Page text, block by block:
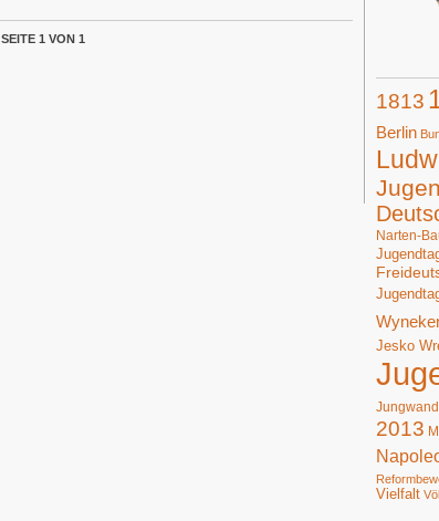
SEITE 1 VON 1
1813
Berlin
Narten-
Jesko
2013
Vielfalt